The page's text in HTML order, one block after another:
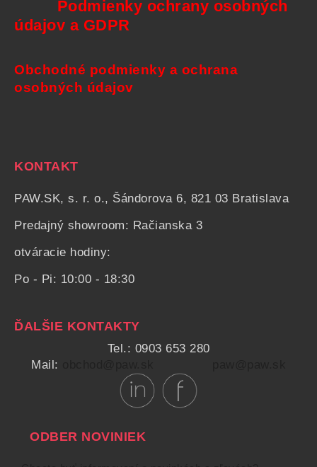
Podmienky ochrany osobných
údajov a GDPR
Obchodné podmienky a ochrana
osobných údajov
KONTAKT
PAW.SK, s. r. o., Šándorova 6, 821 03 Bratislava
Predajný showroom: Račianska 3
otváracie hodiny:
Po - Pi: 10:00 - 18:30
ĎALŠIE KONTAKTY
Tel.: 0903 653 280
Mail:
ODBER NOVINIEK